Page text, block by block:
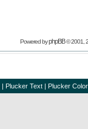
Powered byphpBB© 2001,
| Plucker Text | Plucker Color